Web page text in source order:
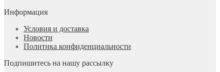
Информация
Условия и доставка
Новости
Политика конфиденциальности
Подпишитесь на нашу рассылку